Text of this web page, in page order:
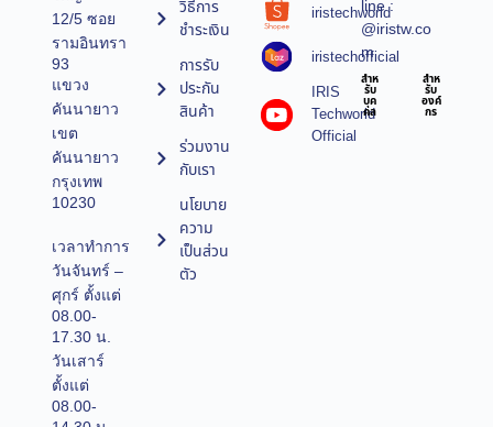
12/5 ซอย
รามอินทรา
93
แขวง
คันนายาว
เขต
คันนายาว
กรุงเทพ
10230
เวลาทำการ
วันจันทร์ –
ศุกร์ ตั้งแต่
08.00-
17.30 น.
วันเสาร์
ตั้งแต่
08.00-
วิธีการ
ชำระเงิน
การรับ
ประกัน
สินค้า
ร่วมงาน
กับเรา
นโยบาย
ความ
เป็นส่วน
ตัว
iristechworld
iristechofficial
IRIS
Techworld
Official
line :
@iristw.co
m
สำห
รับ
บุค
คล
สำห
รับ
องค์
กร